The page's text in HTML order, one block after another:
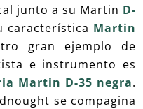
junto a su Martin D-
característica Martin
gran ejemplo de
e instrumento es
Martin D-35 negra.
se compagina